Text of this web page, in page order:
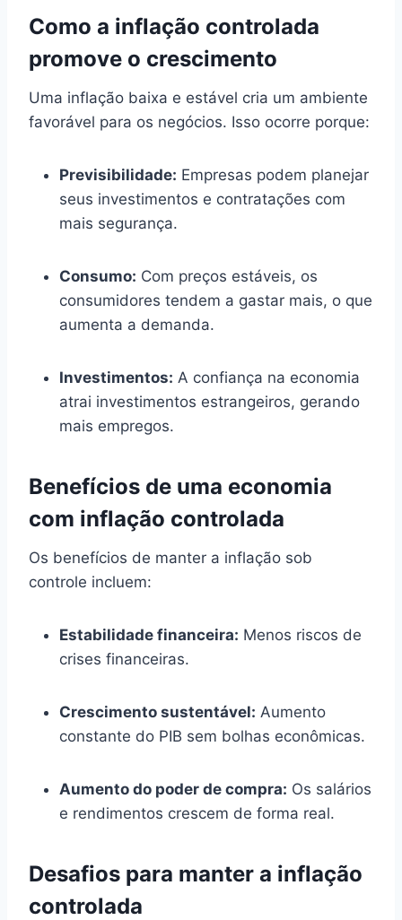
Como a inflação controlada
promove o crescimento
Uma inflação baixa e estável cria um ambiente
favorável para os negócios. Isso ocorre porque:
Previsibilidade: Empresas podem planejar
seus investimentos e contratações com
mais segurança.
Consumo: Com preços estáveis, os
consumidores tendem a gastar mais, o que
aumenta a demanda.
Investimentos: A confiança na economia
atrai investimentos estrangeiros, gerando
mais empregos.
Benefícios de uma economia
com inflação controlada
Os benefícios de manter a inflação sob
controle incluem:
Estabilidade financeira: Menos riscos de
crises financeiras.
Crescimento sustentável: Aumento
constante do PIB sem bolhas econômicas.
Aumento do poder de compra: Os salários
e rendimentos crescem de forma real.
Desafios para manter a inflação
controlada